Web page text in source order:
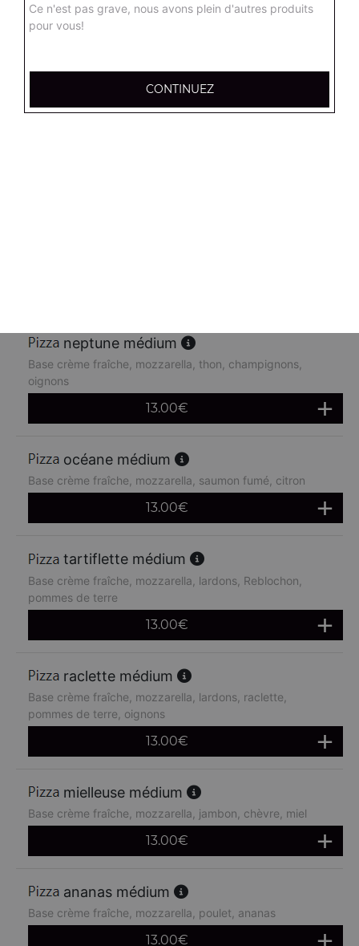
hannibale médium
Base sauce tomate, boeuf, jambon, poulet, merguez
supreme sucuk médium
neptune médium
Base crème fraîche, mozzarella, thon, champignons,
oignons
13.00€
océane médium
Base crème fraîche, mozzarella, saumon fumé, citron
13.00€
tartiflette médium
Base crème fraîche, mozzarella, lardons, Reblochon,
pommes de terre
13.00€
raclette médium
Base crème fraîche, mozzarella, lardons, raclette,
pommes de terre, oignons
13.00€
mielleuse médium
Base crème fraîche, mozzarella, jambon, chèvre, miel
13.00€
ananas médium
Base crème fraîche, mozzarella, poulet, ananas
13.00€
Ce n'est pas grave, nous avons plein d'autres produits
pour vous!
CONTINUEZ